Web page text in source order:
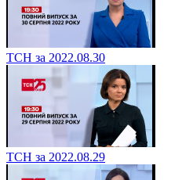
ТСН за 2022.08.30
ТСН за 2022.08.29